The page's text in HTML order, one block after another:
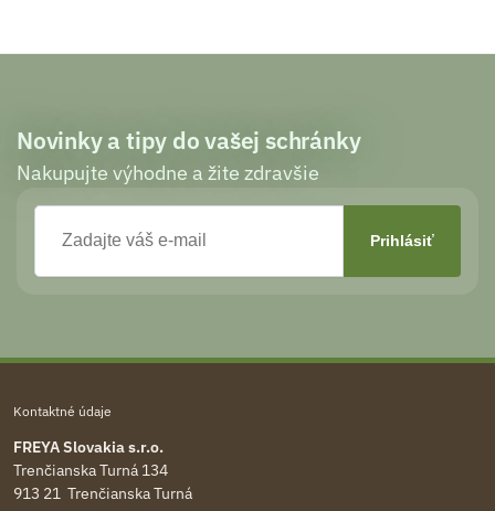
Novinky a tipy do vašej schránky
Nakupujte výhodne a žite zdravšie
Kontaktné údaje
FREYA Slovakia s.r.o.
Trenčianska Turná 134
913 21 Trenčianska Turná